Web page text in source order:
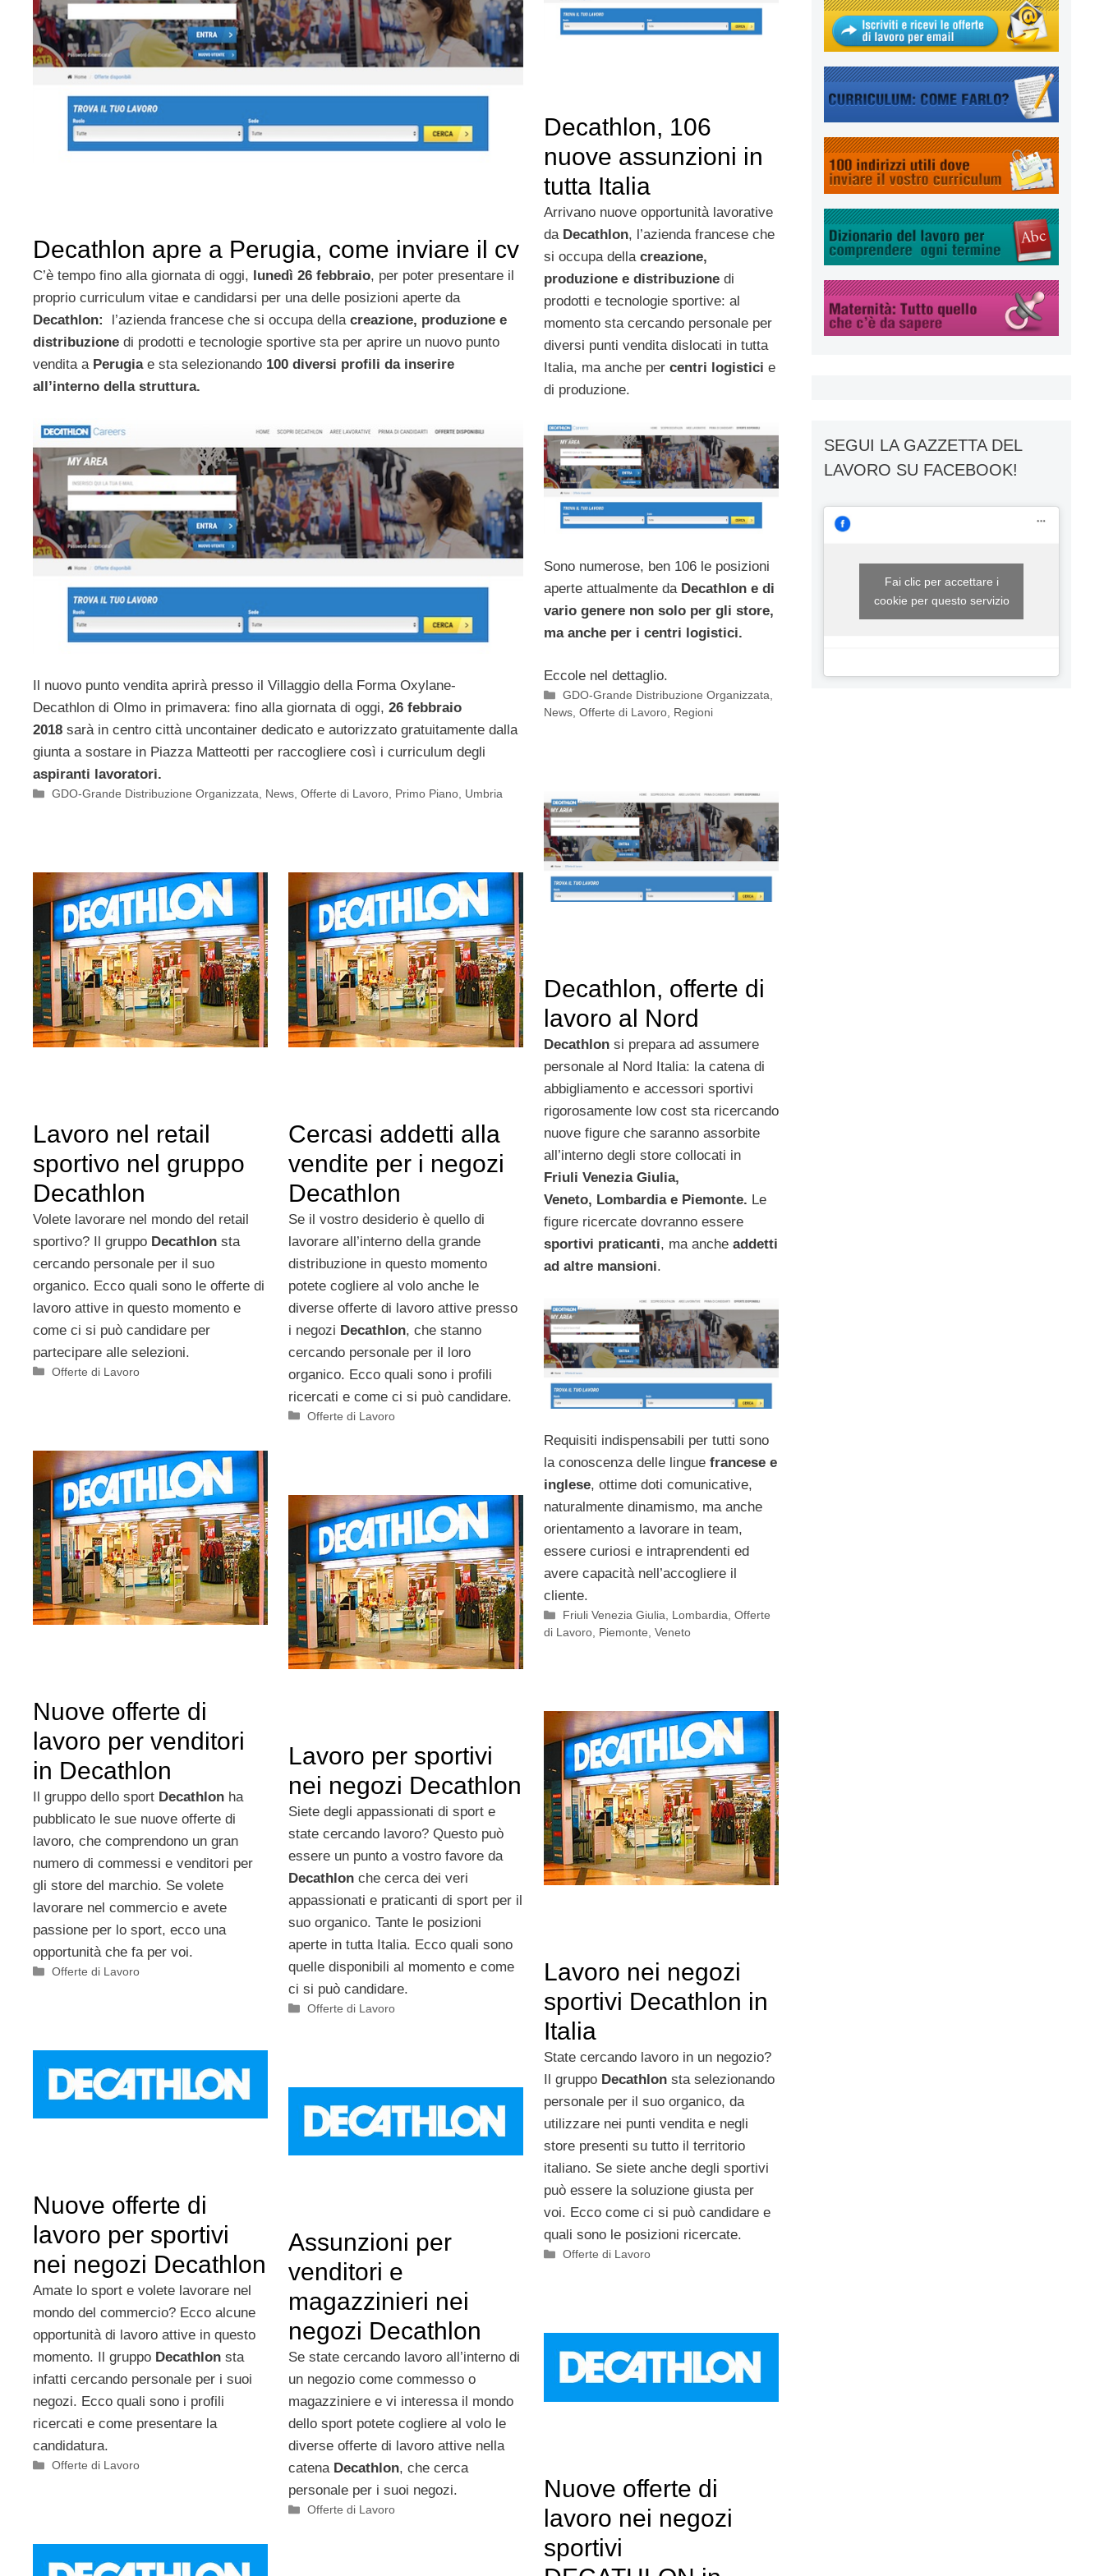
Decathlon apre a Perugia, come inviare il cv
C’è tempo fino alla giornata di oggi, lunedì 26 febbraio, per poter presentare il
proprio curriculum vitae e candidarsi per una delle posizioni aperte da
Decathlon:
l’azienda francese che si occupa della creazione, produzione e
distribuzione di prodotti e tecnologie sportive sta per aprire un nuovo punto
vendita a Perugiae sta selezionando 100 diversi profili da inserire
all’interno della struttura.
Il nuovo punto vendita aprirà presso il Villaggio della Forma Oxylane-
Decathlon di Olmo in primavera: fino alla giornata di oggi, 26 febbraio
2018 sarà in centro città uncontainer dedicato e autorizzato gratuitamente dalla
giunta a sostare in Piazza Matteotti per raccogliere così i curriculum degli
aspiranti lavoratori.
Categorie
GDO-Grande Distribuzione Organizzata, News,Offerte di Lavoro, Primo Piano, Umbria
Decathlon, 106
nuove assunzioni in
tutta Italia
Arrivano nuove opportunità lavorative
da Decathlon, l’azienda francese che
si occupa della creazione,
produzione e distribuzionedi
prodotti e tecnologie sportive: al
momento sta cercando personale per
diversi punti vendita dislocati in tutta
Italia, ma anche per centri logistici e
di produzione.
Sono numerose, ben 106 le posizioni
aperte attualmente da Decathlon e di
vario genere non solo per gli store,
ma anche per i centri logistici.
Eccole nel dettaglio.
Categorie
GDO-Grande Distribuzione Organizzata,
News, Offerte di Lavoro, Regioni
Decathlon, offerte di
lavoro al Nord
Decathlonsi prepara ad assumere
personale al Nord Italia: la catena di
abbigliamento e accessori sportivi
rigorosamente low cost sta ricercando
nuove figure che saranno assorbite
all’interno degli store collocati in
Friuli Venezia Giulia,
Veneto, Lombardia e Piemonte. Le
figure ricercate dovranno essere
sportivi praticanti, ma anche addetti
ad altre mansioni.
Requisiti indispensabili per tutti sono
la conoscenza delle lingue francese e
inglese, ottime doti comunicative,
naturalmente dinamismo, ma anche
orientamento a lavorare in team,
essere curiosi e intraprendenti ed
avere capacità nell’accogliere il
cliente.
Categorie
Friuli Venezia Giulia Lombardia ,Offerte
di Lavoro, Piemonte Veneto
Lavoro nel retail
sportivo nel gruppo
Decathlon
Volete lavorare nel mondo del retail
sportivo? Il gruppo Decathlon sta
cercando personale per il suo
organico. Ecco quali sono le offerte di
lavoro attive in questo momento e
come ci si può candidare per
partecipare alle selezioni.
Categorie
Offerte di Lavoro
Cercasi addetti alla
vendite per i negozi
Decathlon
Se il vostro desiderio è quello di
lavorare all’interno della grande
distribuzione in questo momento
potete cogliere al volo anche le
diverse offerte di lavoro attive presso
i negozi Decathlon, che stanno
cercando personale per il loro
organico. Ecco quali sono i profili
ricercati e come ci si può candidare.
Categorie
Offerte di Lavoro
Nuove offerte di
lavoro per venditori
in Decathlon
Il gruppo dello sport Decathlon ha
pubblicato le sue nuove offerte di
lavoro, che comprendono un gran
numero di commessi e venditori per
gli store del marchio. Se volete
lavorare nel commercio e avete
passione per lo sport, ecco una
opportunità che fa per voi.
Categorie
Offerte di Lavoro
Lavoro per sportivi
nei negozi Decathlon
Siete degli appassionati di sport e
state cercando lavoro? Questo può
essere un punto a vostro favore da
Decathlonche cerca dei veri
appassionati e praticanti di sport per il
suo organico. Tante le posizioni
aperte in tutta Italia. Ecco quali sono
quelle disponibili al momento e come
ci si può candidare.
Categorie
Offerte di Lavoro
Lavoro nei negozi
sportivi Decathlon in
Italia
State cercando lavoro in un negozio?
Il gruppo Decathlonsta selezionando
personale per il suo organico, da
utilizzare nei punti vendita e negli
store presenti su tutto il territorio
italiano. Se siete anche degli sportivi
può essere la soluzione giusta per
voi. Ecco come ci si può candidare e
quali sono le posizioni ricercate.
Categorie
Offerte di Lavoro
Nuove offerte di
lavoro per sportivi
nei negozi Decathlon
Amate lo sport e volete lavorare nel
mondo del commercio? Ecco alcune
opportunità di lavoro attive in questo
momento. Il gruppo Decathlon sta
infatti cercando personale per i suoi
negozi. Ecco quali sono i profili
ricercati e come presentare la
candidatura.
Categorie
Offerte di Lavoro
Assunzioni per
venditori e
magazzinieri nei
negozi Decathlon
Se state cercando lavoro all’interno di
un negozio come commesso o
magazziniere e vi interessa il mondo
dello sport potete cogliere al volo le
diverse offerte di lavoro attive nella
catena Decathlon, che cerca
personale per i suoi negozi.
Categorie
Offerte di Lavoro
Nuove offerte di
lavoro nei negozi
sportivi
SEGUI LA GAZZETTA DEL
LAVORO SU FACEBOOK!
Fai clic per accettare i
cookie per questo servizio